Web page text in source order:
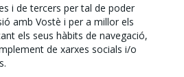
i de tercers per tal de poder
amb Vostè i per a millor els
els seus hàbits de navegació,
de xarxes socials i/o